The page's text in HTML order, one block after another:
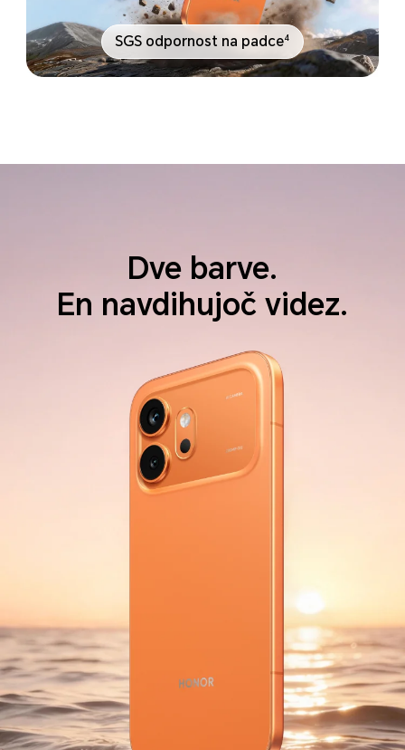
SGS odpornost na padce4
Dve barve.
En navdihujoč videz.